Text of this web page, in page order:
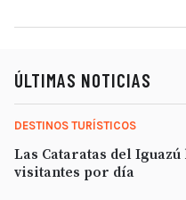
ÚLTIMAS NOTICIAS
DESTINOS TURÍSTICOS
Las Cataratas del
visitantes por día